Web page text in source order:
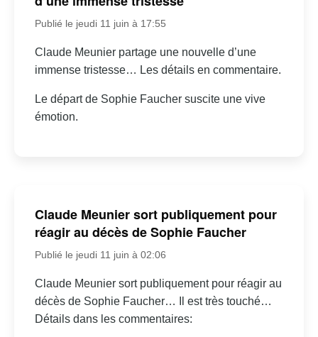
Publié le jeudi 11 juin à 17:55
Claude Meunier partage une nouvelle d’une
immense tristesse… Les détails en commentaire.
Le départ de Sophie Faucher suscite une vive
émotion.
Claude Meunier sort publiquement pour
réagir au décès de Sophie Faucher
Publié le jeudi 11 juin à 02:06
Claude Meunier sort publiquement pour réagir au
décès de Sophie Faucher… Il est très touché…
Détails dans les commentaires: